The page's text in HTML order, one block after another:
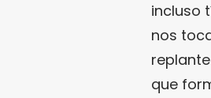
incluso
nos
que